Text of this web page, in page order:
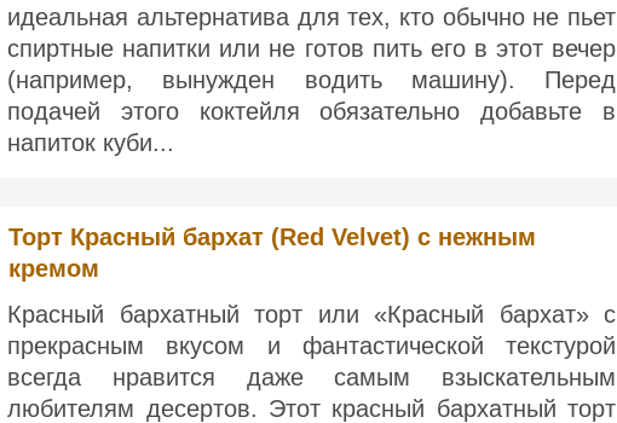
идеальная альтернатива для тех, кто обычно не пьет
спиртные напитки или не готов пить его в этот вечер
(например, вынужден водить машину). Перед
подачей этого коктейля обязательно добавьте в
напиток куби...
Торт Красный бархат (Red Velvet) с нежным
кремом
Красный бархатный торт или «Красный бархат» с
прекрасным вкусом и фантастической текстурой
всегда нравится даже самым взыскательным
любителям десертов. Этот красный бархатный торт